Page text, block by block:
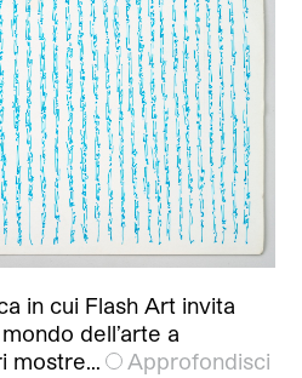
in cui Flash Art invita
dell’arte a
mostre…
Approfondisci